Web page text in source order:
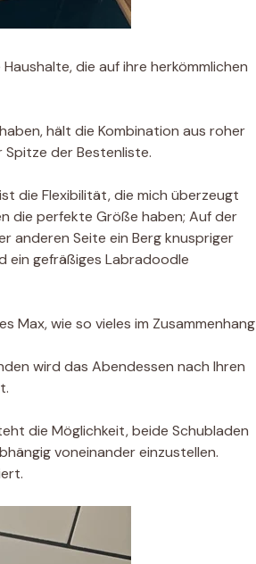
die auf ihre herkömmlichen
hält die Kombination aus roher
der Bestenliste.
die Flexibilität, die mich überzeugt
die perfekte Größe haben; Auf der
anderen Seite ein Berg knuspriger
ein gefräßiges Labradoodle
Max, wie so vieles im Zusammenhang
wird das Abendessen nach Ihren
die Möglichkeit, beide Schubladen
voneinander einzustellen.